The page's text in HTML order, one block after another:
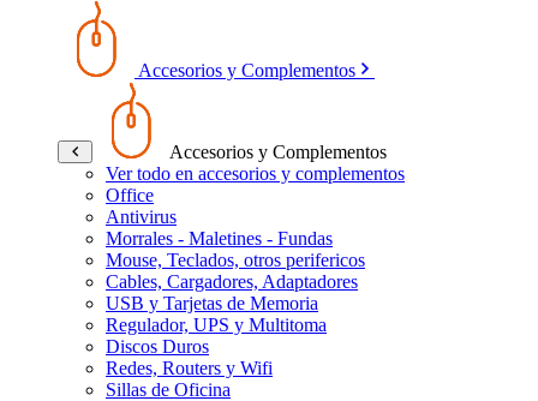
Accesorios y Complementos
Accesorios y Complementos
Ver todo en accesorios y complementos
Office
Antivirus
Morrales - Maletines - Fundas
Mouse, Teclados, otros perifericos
Cables, Cargadores, Adaptadores
USB y Tarjetas de Memoria
Regulador, UPS y Multitoma
Discos Duros
Redes, Routers y Wifi
Sillas de Oficina